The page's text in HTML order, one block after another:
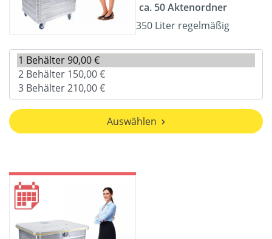
ca. 50 Aktenordner
350 Liter regelmäßig
Auswählen